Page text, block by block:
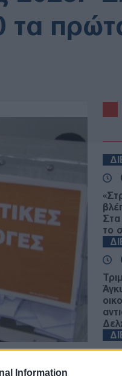
Information
τα
Στα
το